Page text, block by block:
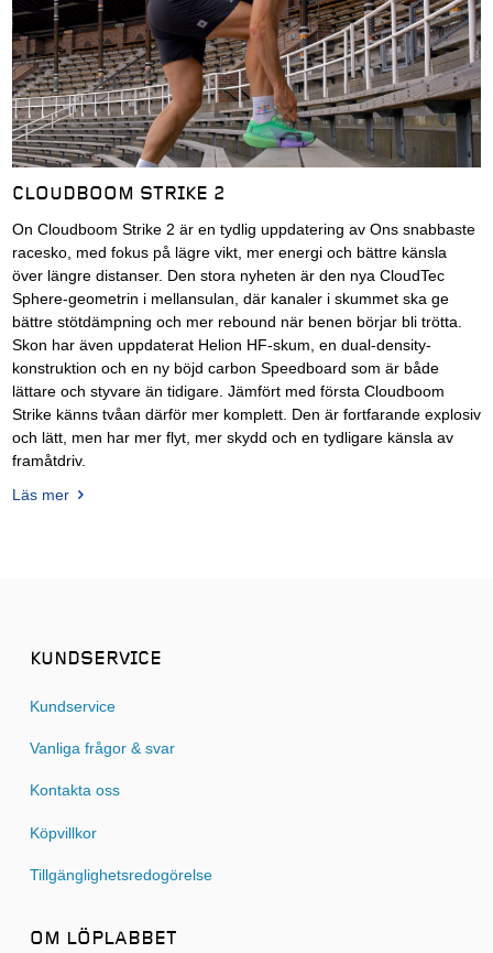
CLOUDBOOM STRIKE 2
On Cloudboom Strike 2 är en tydlig uppdatering av Ons snabbaste
racesko, med fokus på lägre vikt, mer energi och bättre känsla
över längre distanser. Den stora nyheten är den nya CloudTec
Sphere-geometrin i mellansulan, där kanaler i skummet ska ge
bättre stötdämpning och mer rebound när benen börjar bli trötta.
Skon har även uppdaterat Helion HF-skum, en dual-density-
konstruktion och en ny böjd carbon Speedboard som är både
lättare och styvare än tidigare. Jämfört med första Cloudboom
Strike känns tvåan därför mer komplett. Den är fortfarande explosiv
och lätt, men har mer flyt, mer skydd och en tydligare känsla av
framåtdriv.
Läs mer
KUNDSERVICE
Kundservice
Vanliga frågor & svar
Kontakta oss
Köpvillkor
Tillgänglighetsredogörelse
OM LÖPLABBET